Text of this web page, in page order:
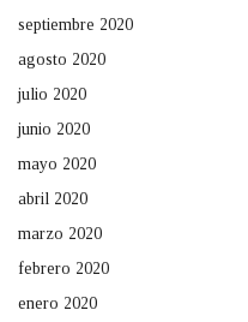
septiembre 2020
agosto 2020
julio 2020
junio 2020
mayo 2020
abril 2020
marzo 2020
febrero 2020
enero 2020